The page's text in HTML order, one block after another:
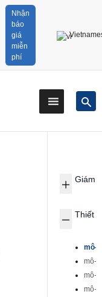
Nhận
báo
giá
miễn
phí
Giám
Thiết
mô-
mô-
mô-
mô-